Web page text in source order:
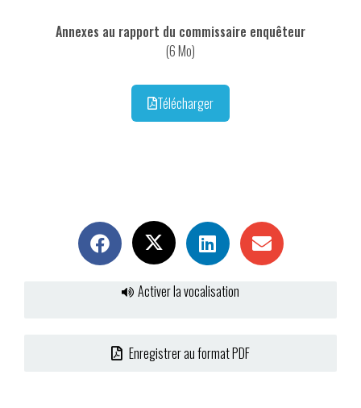
Annexes au rapport du commissaire enquêteur
(6 Mo)
Télécharger
Activer la vocalisation
Enregistrer au format PDF